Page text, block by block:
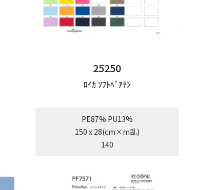
25250
ﾛｲｶ ｿﾌﾄﾍﾞｱﾃﾝ
PE87% PU13%
150 x 28(cm×m乱)
140